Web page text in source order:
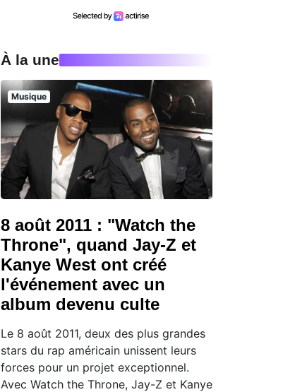
À la une
Musique
8 août 2011 : "Watch the
Throne", quand Jay-Z et
Kanye West ont créé
l'événement avec un
album devenu culte
Le 8 août 2011, deux des plus grandes
stars du rap américain unissent leurs
forces pour un projet exceptionnel.
Avec Watch the Throne, Jay-Z et Kanye